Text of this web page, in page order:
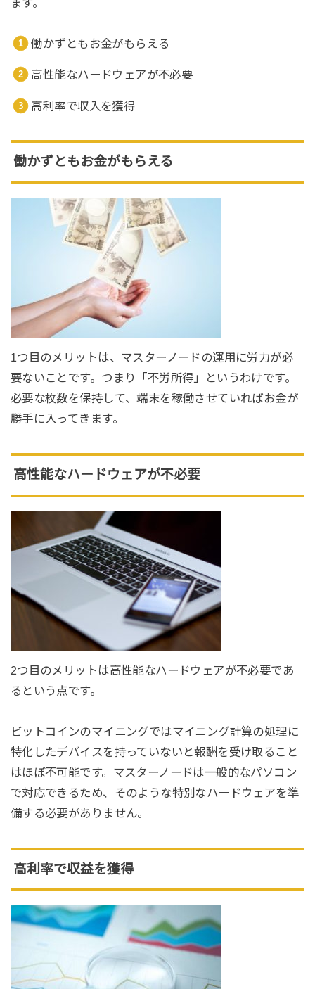
ます。
働かずともお金がもらえる
高性能なハードウェアが不必要
高利率で収入を獲得
働かずともお金がもらえる
1つ目のメリットは、マスターノードの運用に労力が必
要ないことです。つまり「不労所得」というわけです。
必要な枚数を保持して、端末を稼働させていればお金が
勝手に入ってきます。
高性能なハードウェアが不必要
2つ目のメリットは高性能なハードウェアが不必要であ
るという点です。
ビットコインのマイニングではマイニング計算の処理に
特化したデバイスを持っていないと報酬を受け取ること
はほぼ不可能です。マスターノードは一般的なパソコン
で対応できるため、そのような特別なハードウェアを準
備する必要がありません。
高利率で収益を獲得